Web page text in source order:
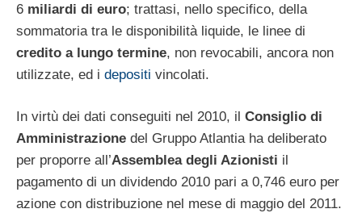
6 miliardi di euro; trattasi, nello specifico, della
sommatoria tra le disponibilità liquide, le linee di
credito a lungo termine, non revocabili, ancora non
utilizzate, ed i depositi vincolati.
In virtù dei dati conseguiti nel 2010, il Consiglio di
Amministrazione del Gruppo Atlantia ha deliberato
per proporre all’Assemblea degli Azionisti il
pagamento di un dividendo 2010 pari a 0,746 euro per
azione con distribuzione nel mese di maggio del 2011.